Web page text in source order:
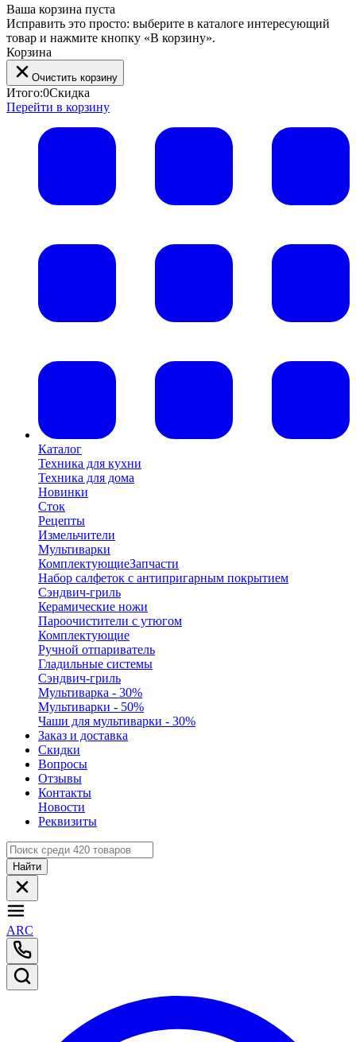
Ваша корзина пуста
Исправить это просто: выберите в каталоге интересующий
товар и нажмите кнопку «В корзину».
Корзина
Очистить корзину
Итого:0Скидка
Перейти в корзину
Каталог
Техника для кухни
Техника для дома
Новинки
Сток
Рецепты
Измельчители
Мультиварки
КомплектующиеЗапчасти
Набор салфеток с антипригарным покрытием
Сэндвич-гриль
Керамические ножи
Пароочистители с утюгом
Комплектующие
Ручной отпариватель
Гладильные системы
Сэндвич-гриль
Мультиварка - 30%
Мультиварки - 50%
Чаши для мультиварки - 30%
Заказ и доставка
Скидки
Вопросы
Отзывы
Контакты
Новости
Реквизиты
Найти
ARC